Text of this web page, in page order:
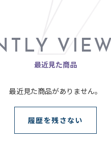
最近見た商品
最近見た商品がありません。
履歴を残さない